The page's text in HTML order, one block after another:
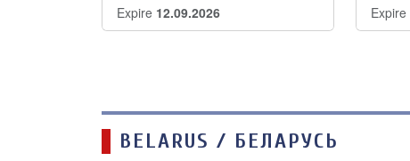
Expire 12.09.2026 Expire
BELARUS / БЕЛАРУСЬ